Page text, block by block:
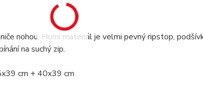
nohou. Horní materiál je velmi pevný ripstop,
na suchý zip.
cm + 40x39 cm